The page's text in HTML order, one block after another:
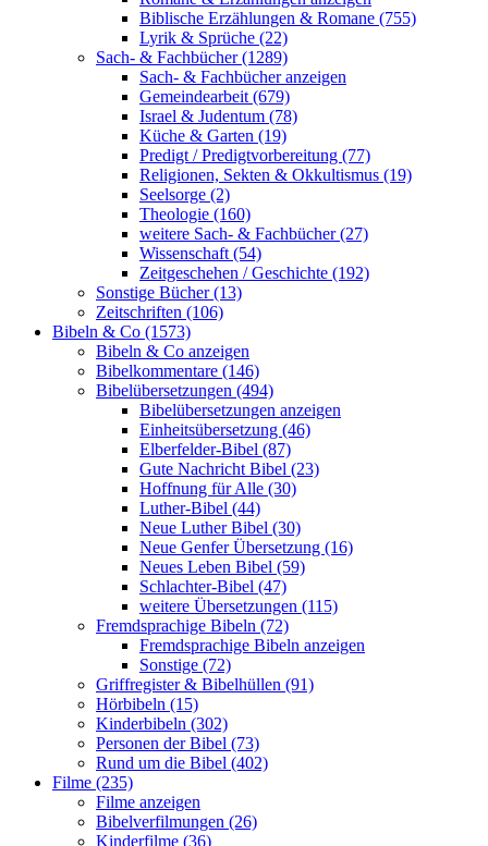
Biblische Erzählungen & Romane (755)
Lyrik & Sprüche (22)
Sach- & Fachbücher (1289)
Sach- & Fachbücher anzeigen
Gemeindearbeit (679)
Israel & Judentum (78)
Küche & Garten (19)
Predigt / Predigtvorbereitung (77)
Religionen, Sekten & Okkultismus (19)
Seelsorge (2)
Theologie (160)
weitere Sach- & Fachbücher (27)
Wissenschaft (54)
Zeitgeschehen / Geschichte (192)
Sonstige Bücher (13)
Zeitschriften (106)
Bibeln & Co (1573)
Bibeln & Co anzeigen
Bibelkommentare (146)
Bibelübersetzungen (494)
Bibelübersetzungen anzeigen
Einheitsübersetzung (46)
Elberfelder-Bibel (87)
Gute Nachricht Bibel (23)
Hoffnung für Alle (30)
Luther-Bibel (44)
Neue Luther Bibel (30)
Neue Genfer Übersetzung (16)
Neues Leben Bibel (59)
Schlachter-Bibel (47)
weitere Übersetzungen (115)
Fremdsprachige Bibeln (72)
Fremdsprachige Bibeln anzeigen
Sonstige (72)
Griffregister & Bibelhüllen (91)
Hörbibeln (15)
Kinderbibeln (302)
Personen der Bibel (73)
Rund um die Bibel (402)
Filme (235)
Filme anzeigen
Bibelverfilmungen (26)
Kinderfilme (36)